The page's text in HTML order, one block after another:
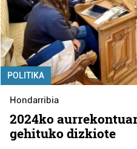
POLITIKA
Hondarribia
2024ko
gehituko dizkiote